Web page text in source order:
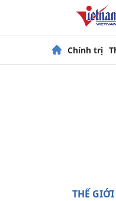
Chính trị
THẾ GIỚI